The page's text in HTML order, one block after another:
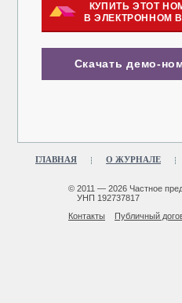
КУПИТЬ ЭТОТ
В ЭЛЕКТРОННОМ
Скачать демо-
ГЛАВНАЯ О ЖУРНАЛЕ
© 2011 — 2026 Частное
УНП 192737817
Контакты
Публичный